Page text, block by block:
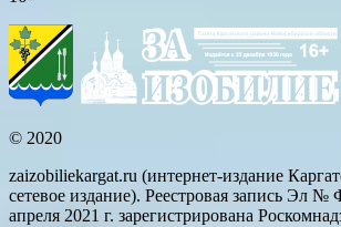
© 2020
zaizobiliekargat.ru (интернет-издание
сетевое издание). Реестровая запись Эл
апреля 2021 г. зарегистрирована